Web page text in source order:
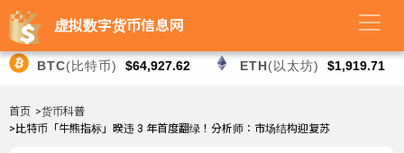
虚拟数字货币信息网
BTC(比特币) $64,927.62 ETH(以太坊) $1,919.71
首页 >货币科普
>比特币「牛熊指标」暌违 3 年首度翻绿！分析师：市场结构迎复苏